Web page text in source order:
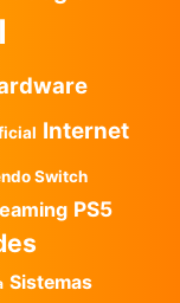
Internet
Switch
PS5
Sistemas